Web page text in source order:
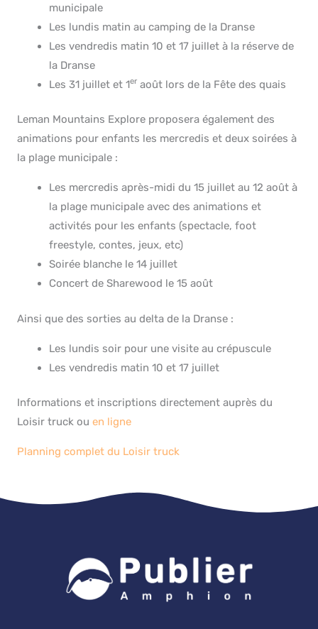
municipale
Les lundis matin au camping de la Dranse
Les vendredis matin 10 et 17 juillet à la réserve de
la Dranse
Les 31 juillet et 1er août lors de la Fête des quais
Leman Mountains Explore proposera également des
animations pour enfants les mercredis et deux soirées à
la plage municipale :
Les mercredis après-midi du 15 juillet au 12 août à
la plage municipale avec des animations et
activités pour les enfants (spectacle, foot
freestyle, contes, jeux, etc)
Soirée blanche le 14 juillet
Concert de Sharewood le 15 août
Ainsi que des sorties au delta de la Dranse :
Les lundis soir pour une visite au crépuscule
Les vendredis matin 10 et 17 juillet
Informations et inscriptions directement auprès du
Loisir truck ou en ligne
Planning complet du Loisir truck